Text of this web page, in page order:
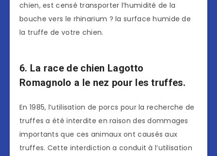
chien, est censé transporter l’humidité de la
bouche vers le rhinarium ? la surface humide de
la truffe de votre chien.
6. La race de chien Lagotto
Romagnolo a le nez pour les truffes.
En 1985, l’utilisation de porcs pour la recherche de
truffes a été interdite en raison des dommages
importants que ces animaux ont causés aux
truffes. Cette interdiction a conduit à l’utilisation